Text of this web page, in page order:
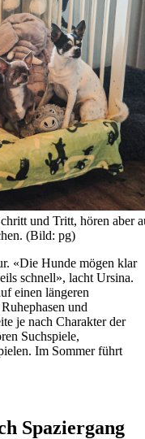
und Tritt, hören aber
(Bild: pg)
«Die Hunde mögen klar
schnell», lacht Ursina.
einen längeren
und
je nach Charakter der
Suchspiele,
Im Sommer führt
Spaziergang